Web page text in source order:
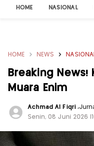
HOME NASIONAL
HOME NEWS NASIONAL
Breaking News!
Muara Enim
Achmad Al Fiqri ,
Senin, 08 Juni 2026